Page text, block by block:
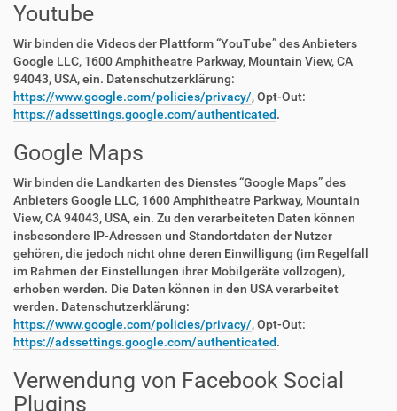
Youtube
Wir binden die Videos der Plattform “YouTube” des Anbieters
Google LLC, 1600 Amphitheatre Parkway, Mountain View, CA
94043, USA, ein. Datenschutzerklärung:
https://www.google.com/policies/privacy/, Opt-Out:
https://adssettings.google.com/authenticated.
Google Maps
Wir binden die Landkarten des Dienstes “Google Maps” des
Anbieters Google LLC, 1600 Amphitheatre Parkway, Mountain
View, CA 94043, USA, ein. Zu den verarbeiteten Daten können
insbesondere IP-Adressen und Standortdaten der Nutzer
gehören, die jedoch nicht ohne deren Einwilligung (im Regelfall
im Rahmen der Einstellungen ihrer Mobilgeräte vollzogen),
erhoben werden. Die Daten können in den USA verarbeitet
werden. Datenschutzerklärung:
https://www.google.com/policies/privacy/, Opt-Out:
https://adssettings.google.com/authenticated.
Verwendung von Facebook Social
Plugins